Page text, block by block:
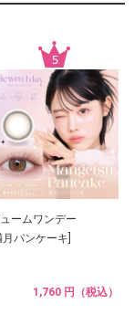
ームワンデー
月パンケーキ]
1,760 円（税込）